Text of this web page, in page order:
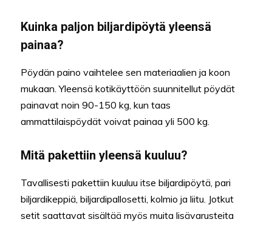
Kuinka paljon biljardipöytä yleensä
painaa?
Pöydän paino vaihtelee sen materiaalien ja koon
mukaan. Yleensä kotikäyttöön suunnitellut pöydät
painavat noin 90-150 kg, kun taas
ammattilaispöydät voivat painaa yli 500 kg.
Mitä pakettiin yleensä kuuluu?
Tavallisesti pakettiin kuuluu itse biljardipöytä, pari
biljardikeppiä, biljardipallosetti, kolmio ja liitu. Jotkut
setit saattavat sisältää myös muita lisävarusteita